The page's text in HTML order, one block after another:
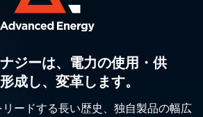
ジーは、電力の使用・供
成し、変革します。
ードする長い歴史、独自製品の幅広